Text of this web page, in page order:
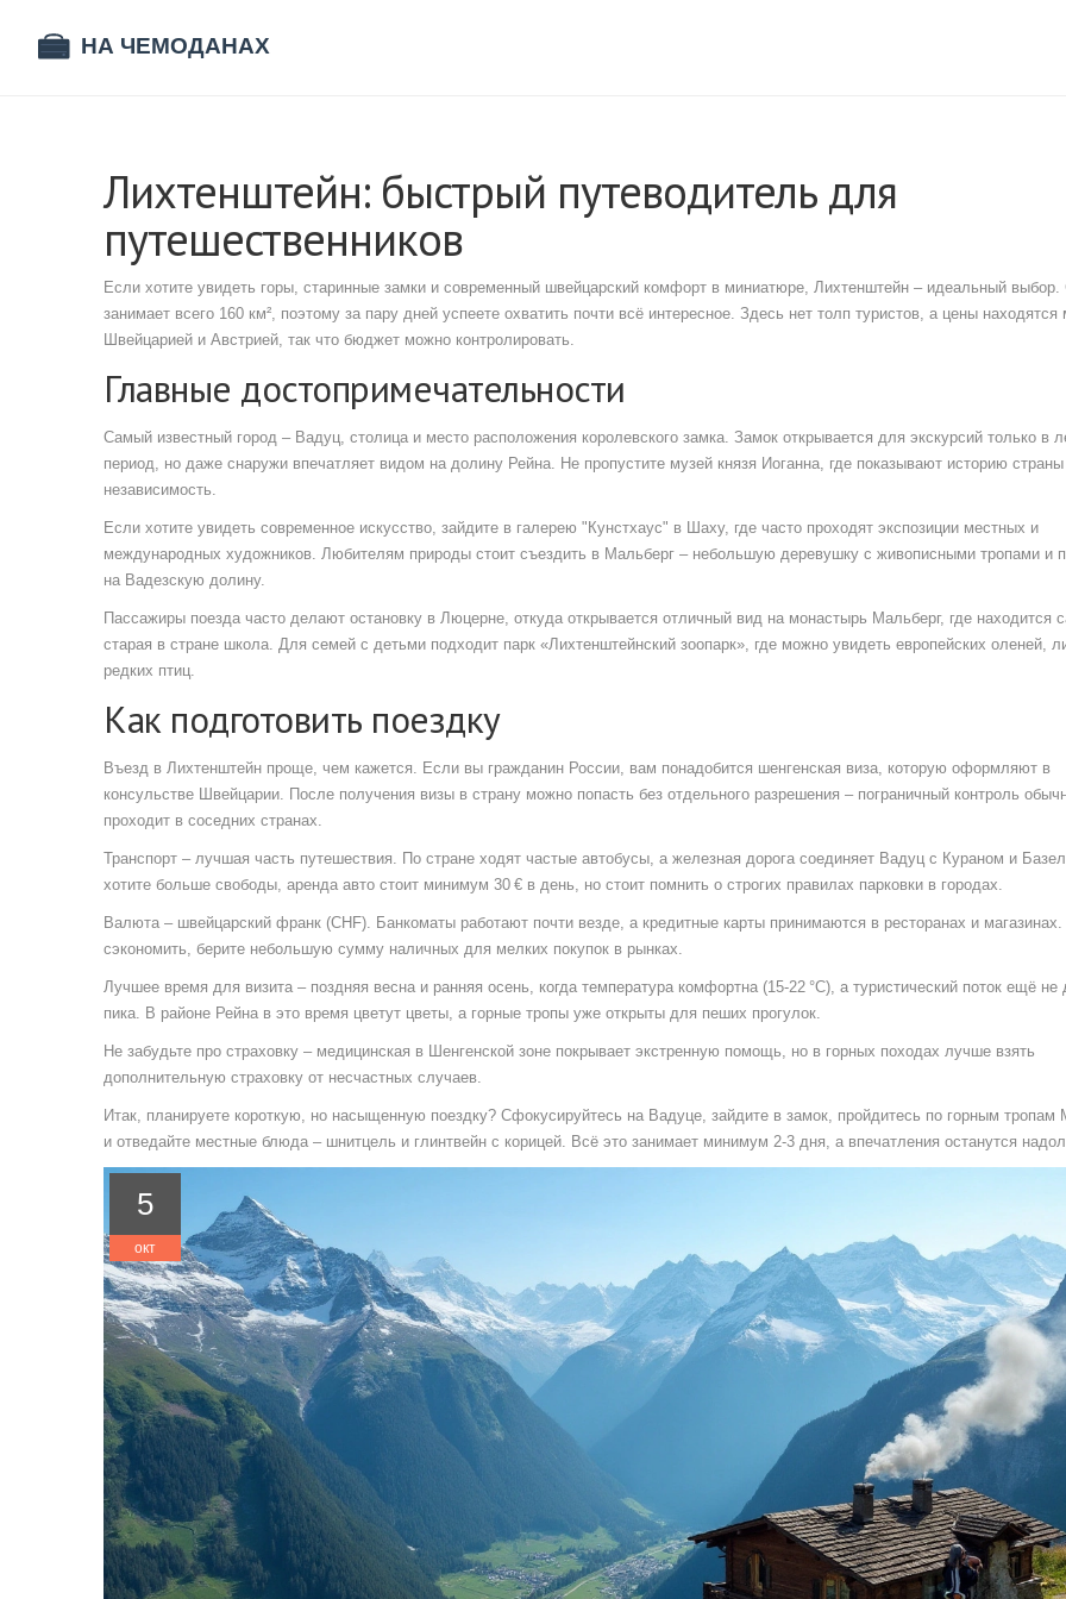
Лихтенштейн: быстрый путеводитель для
путешественников
Если хотите увидеть горы, старинные замки и современный швейцарский комфорт в миниатюре, Лихтенштейн – идеальный выбор.
занимает всего 160 км², поэтому за пару дней успеете охватить почти всё интересное. Здесь нет толп туристов, а цены
Швейцарией и Австрией, так что бюджет можно контролировать.
Главные достопримечательности
Самый известный город – Вадуц, столица и место расположения королевского замка. Замок открывается для экскурсий только в
период, но даже снаружи впечатляет видом на долину Рейна. Не пропустите музей князя Иоганна, где показывают историю
независимость.
Если хотите увидеть современное искусство, зайдите в галерею "Кунстхаус" в Шаху, где часто проходят экспозиции местных и
международных художников. Любителям природы стоит съездить в Мальберг – небольшую деревушку с живописными тропами и
на Вадезскую долину.
Пассажиры поезда часто делают остановку в Люцерне, откуда открывается отличный вид на монастырь Мальберг, где находится
старая в стране школа. Для семей с детьми подходит парк «Лихтенштейнский зоопарк», где можно увидеть европейских оленей,
редких птиц.
Как подготовить поездку
Въезд в Лихтенштейн проще, чем кажется. Если вы гражданин России, вам понадобится шенгенская виза, которую оформляют в
консульстве Швейцарии. После получения визы в страну можно попасть без отдельного разрешения – пограничный контроль
проходит в соседних странах.
Транспорт – лучшая часть путешествия. По стране ходят частые автобусы, а железная дорога соединяет Вадуц с Кураном и
хотите больше свободы, аренда авто стоит минимум 30 € в день, но стоит помнить о строгих правилах парковки в городах.
Валюта – швейцарский франк (CHF). Банкоматы работают почти везде, а кредитные карты принимаются в ресторанах и
сэкономить, берите небольшую сумму наличных для мелких покупок в рынках.
Лучшее время для визита – поздняя весна и ранняя осень, когда температура комфортна (15‑22 °C), а туристический поток ещё не
пика. В районе Рейна в это время цветут цветы, а горные тропы уже открыты для пеших прогулок.
Не забудьте про страховку – медицинская в Шенгенской зоне покрывает экстренную помощь, но в горных походах лучше взять
дополнительную страховку от несчастных случаев.
Итак, планируете короткую, но насыщенную поездку? Сфокусируйтесь на Вадуце, зайдите в замок, пройдитесь по горным тропам
и отведайте местные блюда – шнитцель и глинтвейн с корицей. Всё это занимает минимум 2‑3 дня, а впечатления останутся
5
окт